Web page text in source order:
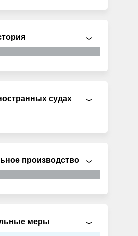
судах
производство
меры